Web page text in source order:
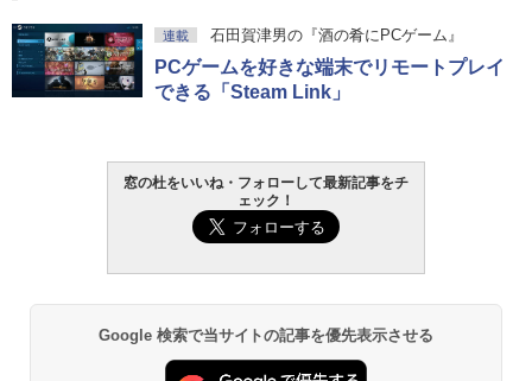
Amazon Kindle - 目に優しい、かさばら
ない、大きな画面で読みやすい、6週間持
続バッテリー、6インチディスプレイ電子
書籍リーダー、マッチャ、16GB、広告な
Kindle Paperwhite シグニチャーエディ
ション (32GB) 7インチディスプレイ、明
持続バッテリー、広告なし、メタリック
ブラック
￥27,980
連載 石田賀津男の『酒の肴にPCゲーム』
PCゲームを好きな端末でリモートプレイ
できる「Steam Link」
窓の杜をいいね・フォローして最新記事をチ
ェック！
Google 検索で当サイトの記事を優先表示させる